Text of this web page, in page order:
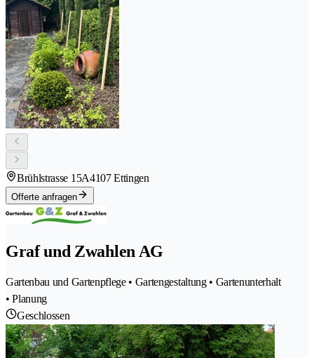
Brühlstrasse 15A4107 Ettingen
Offerte anfragen
Graf und Zwahlen AG
Gartenbau und Gartenpflege • Gartengestaltung • Gartenunterhalt
• Planung
Geschlossen